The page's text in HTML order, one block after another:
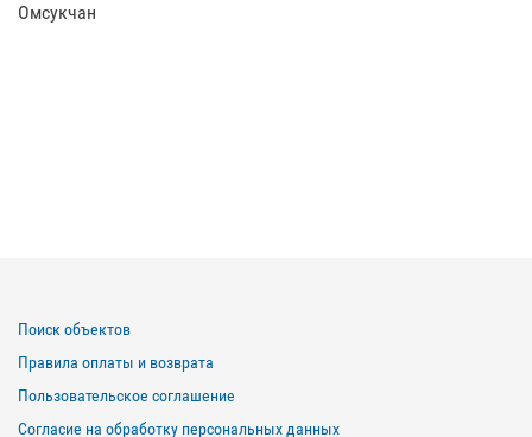
Омсукчан
Поиск объектов
Правила оплаты и возврата
Пользовательское соглашение
Согласие на обработку персональных данных